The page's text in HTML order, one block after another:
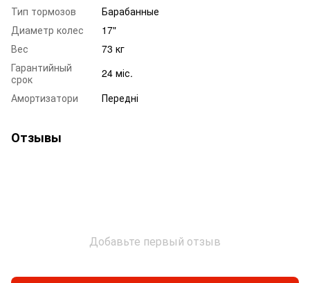
Тип тормозов
Барабанные
Диаметр колес
17"
Вес
73 кг
Гарантийный
срок
24 міс.
Амортизатори
Передні
Отзывы
Добавьте первый отзыв